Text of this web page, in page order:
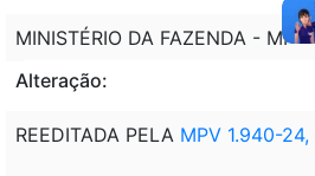
MINISTÉRIO DA FAZENDA - MF
Alteração:
REEDITADA PELA MPV 1.940-24,